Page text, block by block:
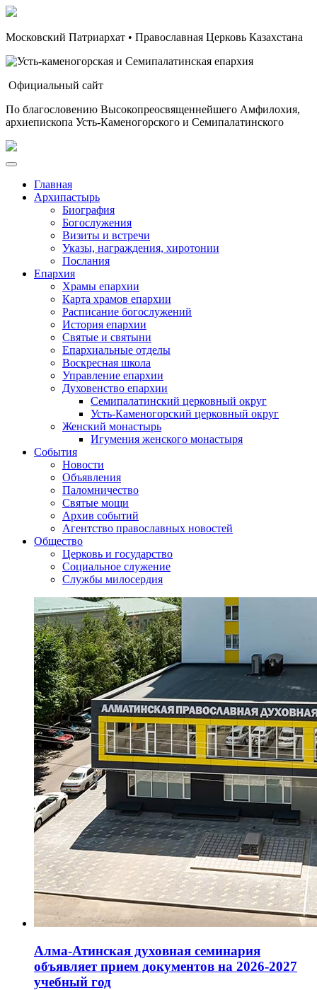
Московский Патриархат • Православная Церковь Казахстана
Официальный сайт
По благословению Высокопреосвященнейшего Амфилохия,
архиепископа Усть-Каменогорского и Семипалатинского
Главная
Архипастырь
Биография
Богослужения
Визиты и встречи
Указы, награждения, хиротонии
Послания
Епархия
Храмы епархии
Карта храмов епархии
Расписание богослужений
История епархии
Святые и святыни
Епархиальные отделы
Воскресная школа
Управление епархии
Духовенство епархии
Семипалатинский церковный округ
Усть-Каменогорский церковный округ
Женский монастырь
Игумения женского монастыря
События
Новости
Объявления
Паломничество
Святые мощи
Архив событий
Агентство православных новостей
Общество
Церковь и государство
Социальное служение
Службы милосердия
Алма-Атинская духовная семинария
объявляет прием документов на 2026-2027
учебный год